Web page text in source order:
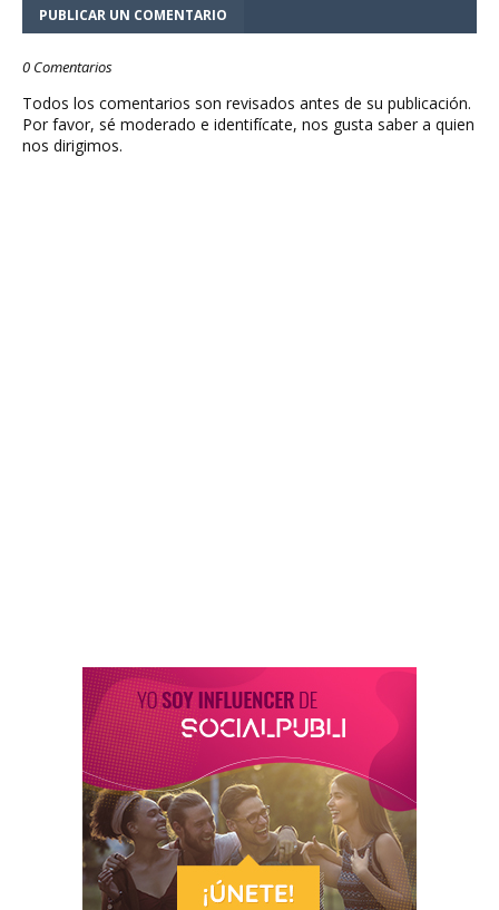
PUBLICAR UN COMENTARIO
0 Comentarios
Todos los comentarios son revisados antes de su publicación.
Por favor, sé moderado e identifícate, nos gusta saber a quien
nos dirigimos.